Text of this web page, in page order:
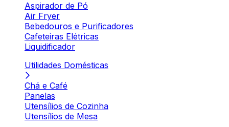
Aspirador de Pó
Air Fryer
Bebedouros e Purificadores
Cafeteiras Elétricas
Liquidificador
Utilidades Domésticas
Chá e Café
Panelas
Utensílios de Cozinha
Utensílios de Mesa